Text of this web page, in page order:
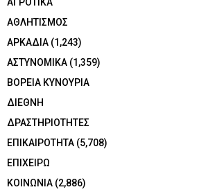
ΑΓΡΟΤΙΚΑ
ΑΘΛΗΤΙΣΜΟΣ
ΑΡΚΑΔΙΑ (1,243)
ΑΣΤΥΝΟΜΙΚΑ (1,359)
ΒΟΡΕΙΑ ΚΥΝΟΥΡΙΑ
ΔΙΕΘΝΗ
ΔΡΑΣΤΗΡΙΟΤΗΤΕΣ
ΕΠΙΚΑΙΡΟΤΗΤΑ (5,708)
ΕΠΙΧΕΙΡΩ
ΚΟΙΝΩΝΙΑ (2,886)